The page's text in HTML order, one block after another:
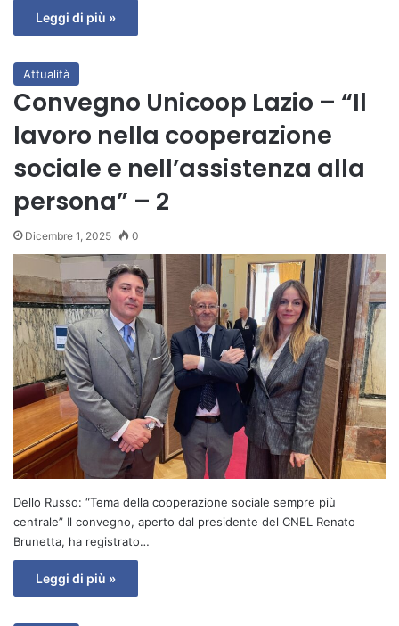
Leggi di più »
Attualità
Convegno Unicoop Lazio – “Il
lavoro nella cooperazione
sociale e nell’assistenza alla
persona” – 2
Dicembre 1, 2025 0
Dello Russo: “Tema della cooperazione sociale sempre più
centrale” Il convegno, aperto dal presidente del CNEL Renato
Brunetta, ha registrato…
Leggi di più »